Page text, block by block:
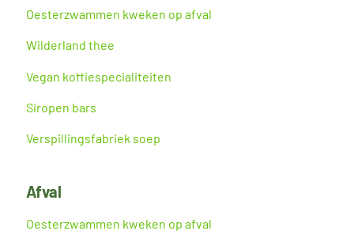
Oesterzwammen kweken op afval
Wilderland thee
Vegan koffiespecialiteiten
Siropen bars
Verspillingsfabriek soep
Afval
Oesterzwammen kweken op afval